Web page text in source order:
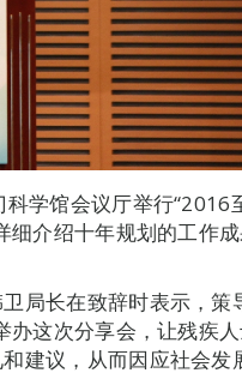
学馆会议厅举行“2016
介绍十年规划的工作成
局长在致辞时表示，策
这次分享会，让残疾人
建议，从而因应社会发